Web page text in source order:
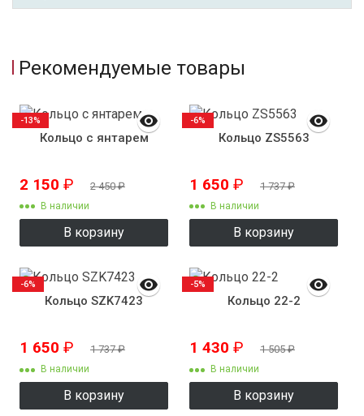
Рекомендуемые товары
Кольцо с янтарем
2 150 ₽ 2 450₽
В наличии
В корзину
-13%
Кольцо ZS5563
1 650 ₽ 1 737₽
В наличии
В корзину
-6%
Кольцо SZK7423
1 650 ₽ 1 737₽
В наличии
В корзину
-6%
Кольцо 22-2
1 430 ₽ 1 505₽
В наличии
В корзину
-5%